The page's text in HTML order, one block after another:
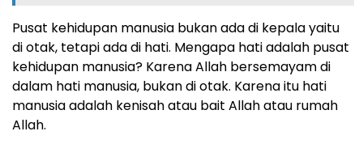
Pusat kehidupan manusia bukan ada di kepala yaitu
di otak, tetapi ada di hati. Mengapa hati adalah pusat
kehidupan manusia? Karena Allah bersemayam di
dalam hati manusia, bukan di otak. Karena itu hati
manusia adalah kenisah atau bait Allah atau rumah
Allah.